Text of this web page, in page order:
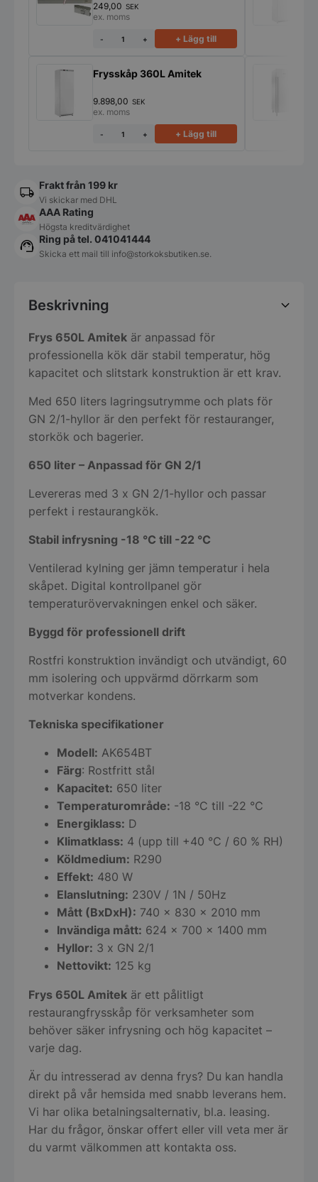
249,00 SEK
ex. moms
- + + Lägg till
Frysskåp 360L Amitek
9.898,00 SEK
ex. moms
- + + Lägg till
Frakt från 199 kr
Vi skickar med DHL
AAA Rating
Högsta kreditvärdighet
Ring på tel. 041041444
Skicka ett mail till info@storkoksbutiken.se.
Beskrivning
Frys 650L Amitek är anpassad för
professionella kök där stabil temperatur, hög
kapacitet och slitstark konstruktion är ett krav.
Med 650 liters lagringsutrymme och plats för
GN 2/1-hyllor är den perfekt för restauranger,
storkök och bagerier.
650 liter – Anpassad för GN 2/1
Levereras med 3 x GN 2/1-hyllor och passar
perfekt i restaurangkök.
Stabil infrysning -18 °C till -22 °C
Ventilerad kylning ger jämn temperatur i hela
skåpet. Digital kontrollpanel gör
temperaturövervakningen enkel och säker.
Byggd för professionell drift
Rostfri konstruktion invändigt och utvändigt, 60
mm isolering och uppvärmd dörrkarm som
motverkar kondens.
Tekniska specifikationer
Modell: AK654BT
Färg: Rostfritt stål
Kapacitet: 650 liter
Temperaturområde: -18 °C till -22 °C
Energiklass: D
Klimatklass: 4 (upp till +40 °C / 60 % RH)
Köldmedium: R290
Effekt: 480 W
Elanslutning: 230V / 1N / 50Hz
Mått (BxDxH): 740 x 830 x 2010 mm
Invändiga mått: 624 x 700 x 1400 mm
Hyllor: 3 x GN 2/1
Nettovikt: 125 kg
Frys 650L Amitek är ett pålitligt
restaurangfrysskåp för verksamheter som
behöver säker infrysning och hög kapacitet –
varje dag.
Är du intresserad av denna frys? Du kan handla
direkt på vår hemsida med snabb leverans hem.
Vi har olika betalningsalternativ, bl.a. leasing.
Har du frågor, önskar offert eller vill veta mer är
du varmt välkommen att kontakta oss.